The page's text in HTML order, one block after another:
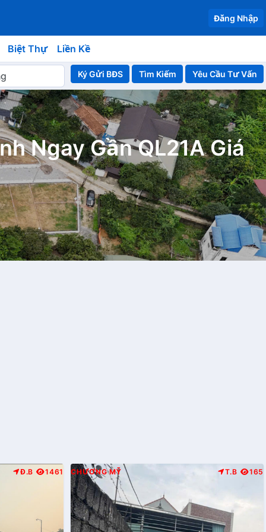
Đăng Nhập
Biệt Thự Liền Kề
Ký Gửi BĐS Yêu Cầu Tư Vấn
Ngay Gần QL21A Giá
Đ.B 1461 CHƯƠNG MỸ T.B 165